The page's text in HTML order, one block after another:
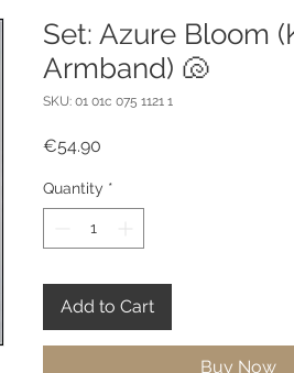
Set: Azure Bloom
Armband) 🐚
SKU: 01 01c 075 1121 1
€54.90
Quantity *
Add to Cart
Buy Now